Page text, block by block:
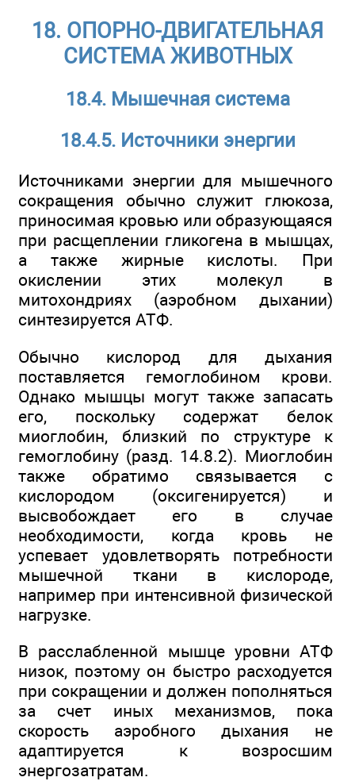
18. ОПОРНО-ДВИГАТЕЛЬНАЯ
СИСТЕМА ЖИВОТНЫХ
18.4. Мышечная система
18.4.5. Источники энергии
Источниками энергии для мышечного
сокращения обычно служит глюкоза,
приносимая кровью или образующаяся
при расщеплении гликогена в мышцах,
а также жирные кислоты. При
окислении этих молекул в
митохондриях (аэробном дыхании)
синтезируется АТФ.
Обычно кислород для дыхания
поставляется гемоглобином крови.
Однако мышцы могут также запасать
его, поскольку содержат белок
миоглобин, близкий по структуре к
гемоглобину (разд. 14.8.2). Миоглобин
также обратимо связывается с
кислородом (оксигенируется) и
высвобождает его в случае
необходимости, когда кровь не
успевает удовлетворять потребности
мышечной ткани в кислороде,
например при интенсивной физической
нагрузке.
В расслабленной мышце уровни АТФ
низок, поэтому он быстро расходуется
при сокращении и должен пополняться
за счет иных механизмов, пока
скорость аэробного дыхания не
адаптируется к возросшим
энергозатратам.